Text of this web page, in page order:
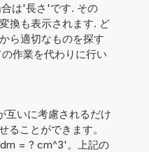
は'長さ'です. その
換も表示されます. ど
ら適切なものを探す
作業を代わりに行い
互いに考慮されるだけ
ことができます。
= ? cm^3'。上記の